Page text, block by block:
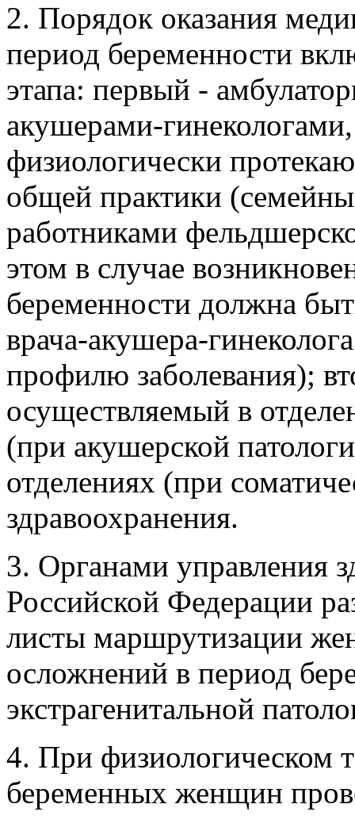
2. Порядок оказания
период беременности
этапа: первый -
акушерами-
физиологически
общей практики
работниками
этом в случае
беременности должна
врача-акушера-
профилю заболевания);
осуществляемый в
(при акушерской
отделениях (при
здравоохранения.
3. Органами управления
Российской Федерации
листы маршрутизации
осложнений в период
экстрагенитальной
4. При физиологическом
беременных женщин